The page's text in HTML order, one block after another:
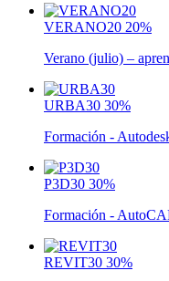
VERANO20 20%
Verano (julio) –
URBA30 30%
Formación -
P3D30 30%
Formación -
REVIT30 30%